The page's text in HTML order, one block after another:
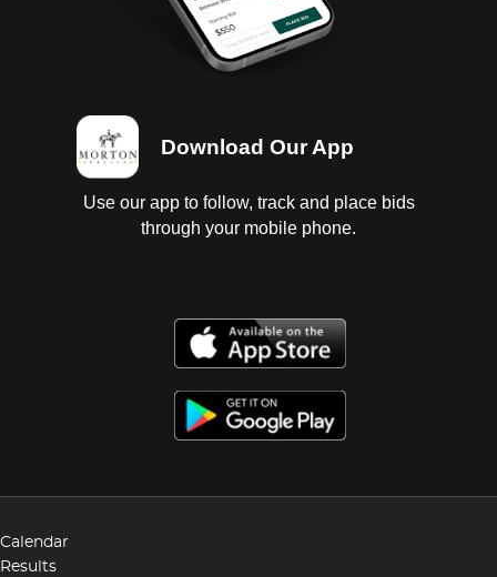
Download Our App
Use our app to follow, track and place bids
through your mobile phone.
Calendar
Results